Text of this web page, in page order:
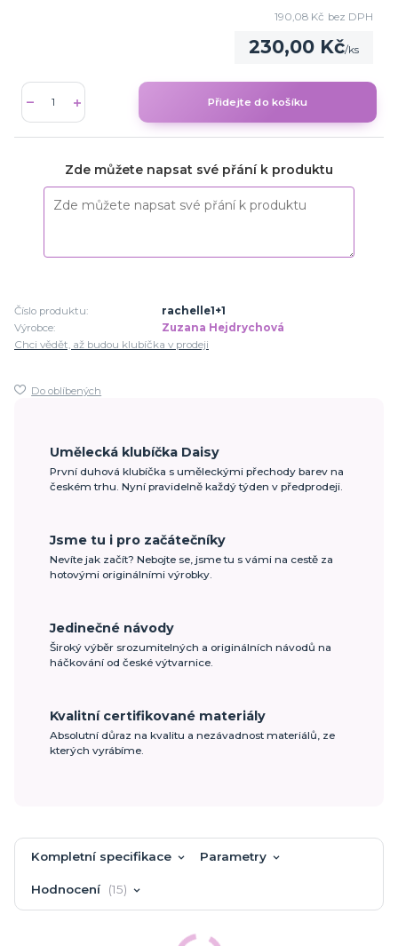
230,00 Kč/ks
190,08 Kč bez DPH
Přidejte do košíku
Zde můžete napsat své přání k produktu
Číslo produktu:
rachelle1+1
Výrobce:
Zuzana Hejdrychová
Chci vědět, až budou klubíčka v prodeji
Do oblíbených
Umělecká klubíčka Daisy
První duhová klubíčka s uměleckými přechody barev na
českém trhu. Nyní pravidelně každý týden v předprodeji.
Jsme tu i pro začátečníky
Nevíte jak začít? Nebojte se, jsme tu s vámi na cestě za
hotovými originálními výrobky.
Jedinečné návody
Široký výběr srozumitelných a originálních návodů na
háčkování od české výtvarnice.
Kvalitní certifikované materiály
Absolutní důraz na kvalitu a nezávadnost materiálů, ze
kterých vyrábíme.
Kompletní specifikace Parametry
Hodnocení 15